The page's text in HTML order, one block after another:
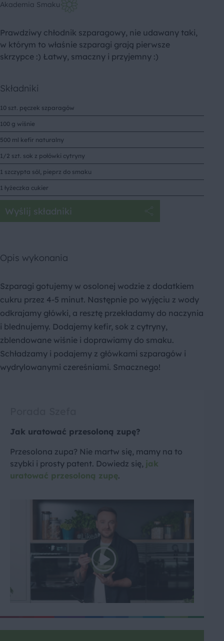
Akademia Smaku
Prawdziwy chłodnik szparagowy, nie udawany taki,
w którym to właśnie szparagi grają pierwsze
skrzypce :) Łatwy, smaczny i przyjemny :)
Składniki
10 szt. pęczek szparagów
100 g wiśnie
500 ml kefir naturalny
1/2 szt. sok z połówki cytryny
1 szczypta sól, pieprz do smaku
1 łyżeczka cukier
Wyślij składniki
Opis wykonania
Szparagi gotujemy w osolonej wodzie z dodatkiem
cukru przez 4-5 minut. Następnie po wyjęciu z wody
odkrajamy główki, a resztę przekładamy do naczynia
i blednujemy. Dodajemy kefir, sok z cytryny,
zblendowane wiśnie i doprawiamy do smaku.
Schładzamy i podajemy z główkami szparagów i
wydrylowanymi czereśniami. Smacznego!
Jak uratować przesoloną zupę?
Przesolona zupa? Nie martw się, mamy na to
szybki i prosty patent. Dowiedz się, jak
uratować przesoloną zupę.